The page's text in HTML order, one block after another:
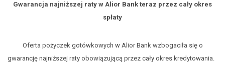
Gwarancja najniższej raty w Alior Bank teraz przez cały okres
spłaty
Oferta pożyczek gotówkowych w Alior Bank wzbogaciła się o
gwarancję najniższej raty obowiązującą przez cały okres kredytowania.